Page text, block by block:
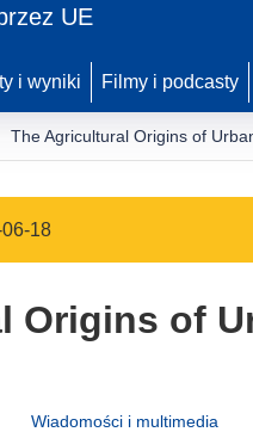
UE
i wyniki Filmy i podcasty
The Agricultural Origins of
18
Origins of
Wiadomości i multimedia